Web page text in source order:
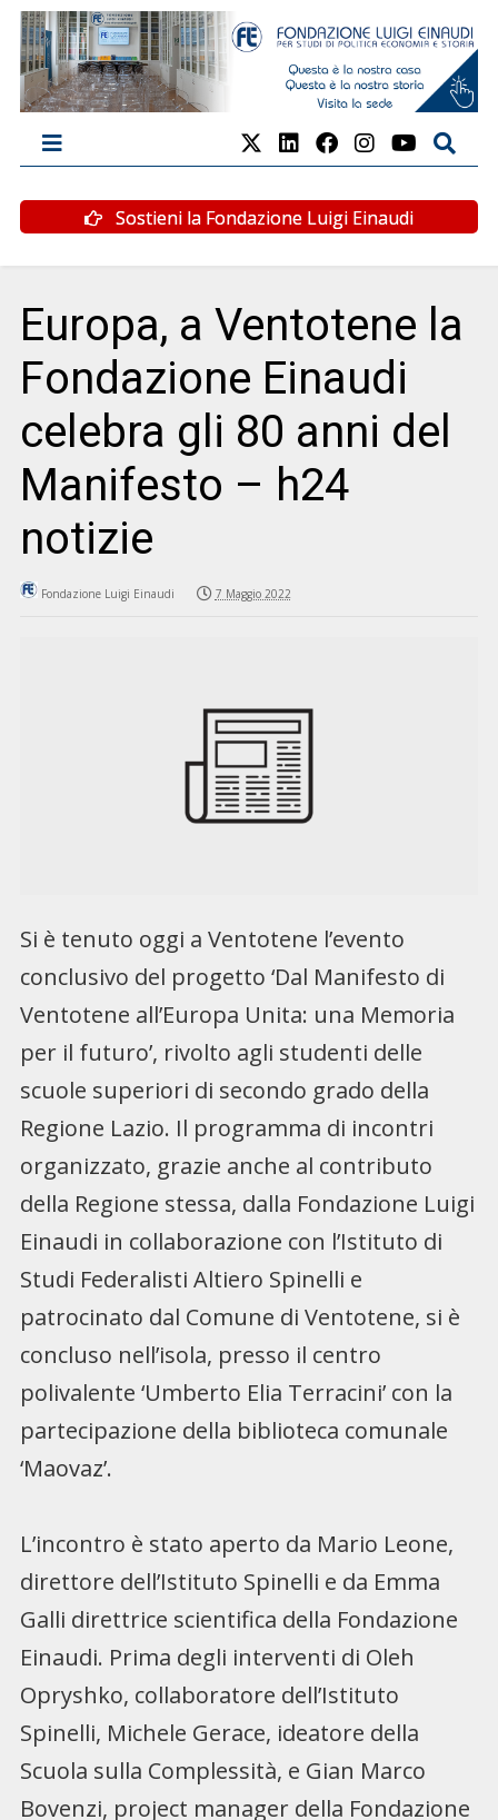
Sostieni la Fondazione Luigi Einaudi
Europa, a Ventotene la
Fondazione Einaudi
celebra gli 80 anni del
Manifesto – h24
notizie
Fondazione Luigi Einaudi 7 Maggio 2022
Si è tenuto oggi a Ventotene l’evento
conclusivo del progetto ‘Dal Manifesto di
Ventotene all’Europa Unita: una Memoria
per il futuro’, rivolto agli studenti delle
scuole superiori di secondo grado della
Regione Lazio. Il programma di incontri
organizzato, grazie anche al contributo
della Regione stessa, dalla Fondazione Luigi
Einaudi in collaborazione con l’Istituto di
Studi Federalisti Altiero Spinelli e
patrocinato dal Comune di Ventotene, si è
concluso nell’isola, presso il centro
polivalente ‘Umberto Elia Terracini’ con la
partecipazione della biblioteca comunale
‘Maovaz’.
L’incontro è stato aperto da Mario Leone,
direttore dell’Istituto Spinelli e da Emma
Galli direttrice scientifica della Fondazione
Einaudi. Prima degli interventi di Oleh
Opryshko, collaboratore dell’Istituto
Spinelli, Michele Gerace, ideatore della
Scuola sulla Complessità, e Gian Marco
Bovenzi, project manager della Fondazione